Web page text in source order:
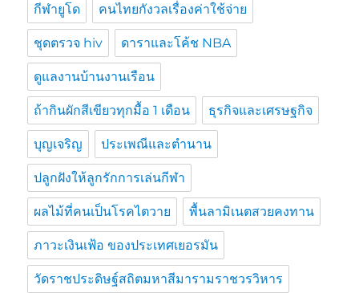
กีฬายูโด คนไทยกังวลเรื่องค่าใช้จ่าย
ชุดตรวจ hiv ดาราและโค้ช NBA
ดูแลงานบ้านงานเรือน
ถ้ากินผักสีเขียวทุกมื้อ 1 เดือน ธุรกิจและเศรษฐกิจ
บุญเจริญ ประเพณีและตำนาน
ปลูกฝังให้ลูกรักการเล่นกีฬา
ผลไม้ที่คนเป็นโรคไตวาย พื้นลามิเนตสวยคงทาน
ภาวะเงินเฟ้อ ของประเทศเยอรมัน
วัดราชประดิษฐ์สถิตมหาสีมารามราชวรวิหาร